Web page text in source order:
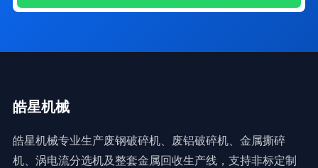
皓星机械
皓星机械专业生产废钢破碎机、废铝破碎机、金属撕碎
机、涡电流分选机及整套金属回收生产线，支持非标定制